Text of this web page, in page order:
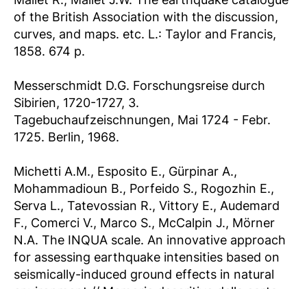
of the British Association with the discussion,
curves, and maps. etc. L.: Taylor and Francis,
1858. 674 p.
Messerschmidt D.G. Forschungsreise durch
Sibirien, 1720-1727, 3.
Tagebuchaufzeischnungen, Mai 1724 - Febr.
1725. Berlin, 1968.
Michetti A.M., Esposito E., Gürpinar A.,
Mohammadioun B., Porfeido S., Rogozhin E.,
Serva L., Tatevossian R., Vittory E., Audemard
F., Comerci V., Marco S., McCalpin J., Mörner
N.A. The INQUA scale. An innovative approach
for assessing earthquake intensities based on
seismically-induced ground effects in natural